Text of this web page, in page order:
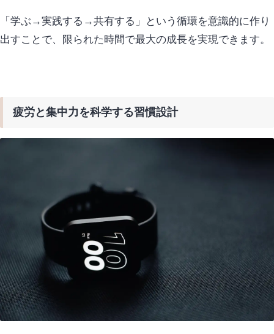
「学ぶ→実践する→共有する」
という循環を意識的に作り
出すことで、限られた時間で最大の成長を実現できます。
疲労と集中力を科学する習慣設計